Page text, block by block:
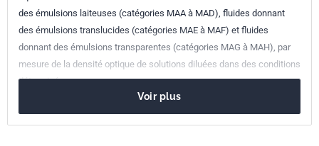
des émulsions laiteuses (catégories MAA à MAD), fluides donnant
des émulsions translucides (catégories MAE à MAF) et fluides
donnant des émulsions transparentes (catégories MAG à MAH), par
mesure de la densité optique de solutions diluées dans des conditions
déterminées.
Voir plus